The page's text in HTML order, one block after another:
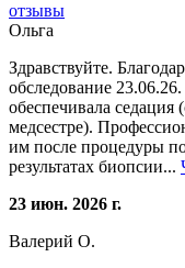
отзывы
Ольга
Здравствуйте.
обследование
обеспечивала седация
медсестре).
им после процедуры
результатах биопсии...
23 июн. 2026 г.
Валерий О.